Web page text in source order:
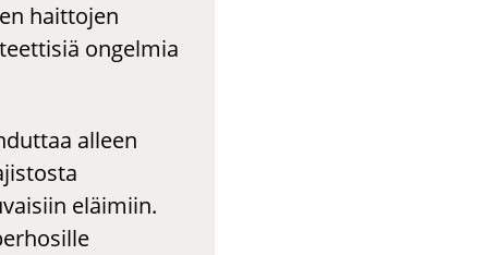
haittojen
ongelmia
alleen
eläimiin.